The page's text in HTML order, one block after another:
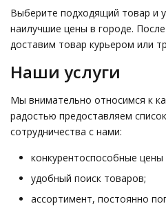
Выберите подходящий товар и
наилучшие цены в городе.
доставим товар курьером или
Наши услуги
Мы внимательно относимся к
радостью предоставляем
сотрудничества с нами:
конкурентоспособные цены
удобный поиск товаров;
ассортимент, постоянно